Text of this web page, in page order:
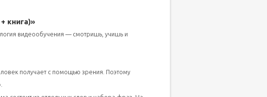
книга)»
видеообучения — смотришь, учишь и
получает с помощью зрения. Поэтому